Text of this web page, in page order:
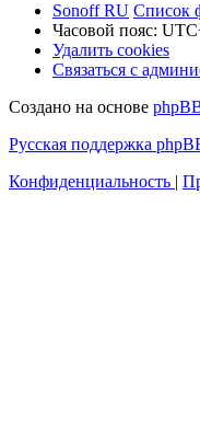
Sonoff RU Список
Часовой пояс:
Удалить cookies
Связаться с
Создано на основе
Русская поддержка
Конфиденциальность